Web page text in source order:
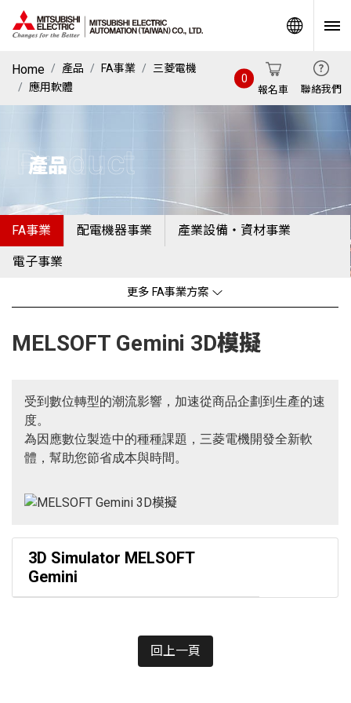
Home 產品 FA事業
三菱電機
應用軟體
報名車
0
聯絡我們
產品
Product
FA事業 配電機器事業 產業設備・資材事業
電子事業
更多 FA事業方案
MELSOFT Gemini 3D模擬
受到數位轉型的潮流影響，加速從商品企劃到生產的速
度。
為因應數位製造中的種種課題，三菱電機開發全新軟
體，幫助您節省成本與時間。
3D Simulator MELSOFT
Gemini
回上一頁